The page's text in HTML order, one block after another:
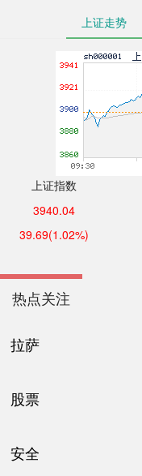
上证走势
上证指数
3940.04
39.69(1.02%)
热点关注
拉萨
股票
安全